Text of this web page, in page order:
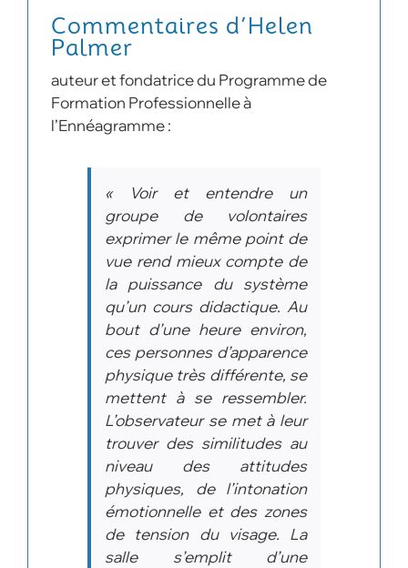
Commentaires d’Helen
Palmer
auteur et fondatrice du Programme de
Formation Professionnelle à
l’Ennéagramme :
« Voir et entendre un
groupe de volontaires
exprimer le même point de
vue rend mieux compte de
la puissance du système
qu’un cours didactique. Au
bout d’une heure environ,
ces personnes d’apparence
physique très différente, se
mettent à se ressembler.
L’observateur se met à leur
trouver des similitudes au
niveau des attitudes
physiques, de l’intonation
émotionnelle et des zones
de tension du visage. La
salle s’emplit d’une